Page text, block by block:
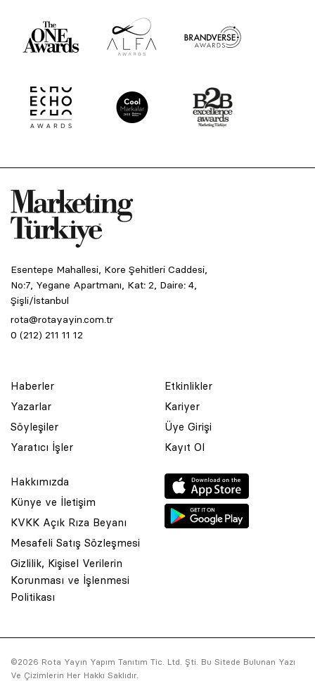
Esentepe Mahallesi, Kore Şehitleri Caddesi,
No:7, Yegane Apartmanı, Kat: 2, Daire: 4,
Şişli/İstanbul
rota@rotayayin.com.tr
0 (212) 211 11 12
Haberler
Yazarlar
Söyleşiler
Yaratıcı İşler
Etkinlikler
Kariyer
Üye Girişi
Kayıt Ol
Hakkımızda
Künye ve İletişim
KVKK Açık Rıza Beyanı
Mesafeli Satış Sözleşmesi
Gizlilik, Kişisel Verilerin
Korunması ve İşlenmesi
Politikası
©2026 Rota Yayın Yapım Tanıtım Tic. Ltd. Şti. Bu Sitede Bulunan Yazı
Ve Çizimlerin Her Hakkı Saklıdır.
© 2001 Rota Yayın Yapım Tanıtım Tic. Ltd. Şti. Bu Sitede Bulunan
Asquared WordPress Agencytarafından tasarlanmış ve